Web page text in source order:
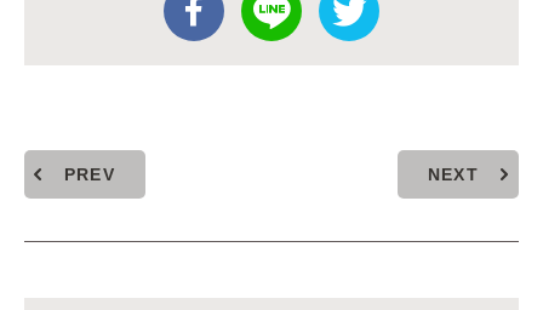
PREV NEXT